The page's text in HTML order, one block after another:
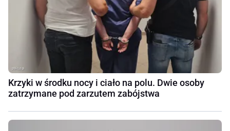
Krzyki w środku nocy i ciało na polu. Dwie osoby
zatrzymane pod zarzutem zabójstwa